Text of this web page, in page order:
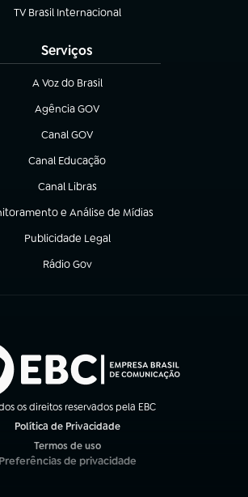
TV Brasil Internacional
(abre em nova aba)
Serviços
A Voz do Brasil
(abre em nova aba)
Agência GOV
(abre em nova aba)
Canal GOV
(abre em nova aba)
Canal Educação
(abre em nova aba)
Canal Libras
(abre em nova aba)
e Análise de Mídias
em nova aba)
Publicidade Legal
(abre em nova aba)
Rádio Gov
(abre em nova aba)
os direitos reservados pela EBC
Política de Privacidade
Termos de uso
(abre em nova aba)
Preferências de privacidade